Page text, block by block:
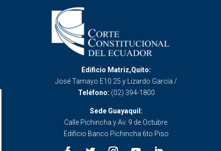
Edificio Matriz,Quito:
José Tamayo E10 25 y Lizardo García /
Teléfono: (02) 394-1800
Sede Guayaquil:
Calle Pichincha y Av. 9 de Octubre.
Edificio Banco Pichincha 6to Piso